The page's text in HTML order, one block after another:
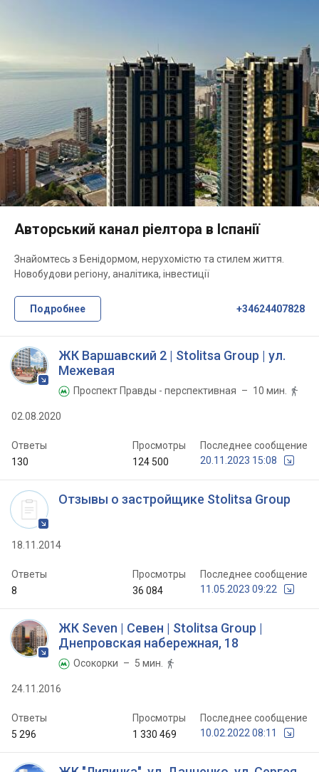
ЖК Варшавский 2 | Stolitsa Group | ул.
Межевая
 Проспект Правды - перспективная – 10 мин. 
02.08.2020
Ответы
130
Просмотры
124 500
Последнее сообщение
20.11.2023 15:08
Отзывы о застройщике Stolitsa Group
18.11.2014
Ответы
8
Просмотры
36 084
Последнее сообщение
11.05.2023 09:22
ЖК Seven | Севен | Stolitsa Group |
Днепровская набережная, 18
 Осокорки – 5 мин. 
24.11.2016
Ответы
5 296
Просмотры
1 330 469
Последнее сообщение
10.02.2022 08:11
Авторський канал ріелтора в Іспанії
Знайомтесь з Бенідормом, нерухомістю та стилем життя.
Новобудови регіону, аналітика, інвестиції
Подробнее +34624407828